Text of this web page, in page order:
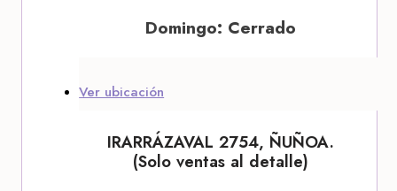
Domingo: Cerrado
Ver ubicación
IRARRÁZAVAL 2754, ÑUÑOA.
(Solo ventas al detalle)